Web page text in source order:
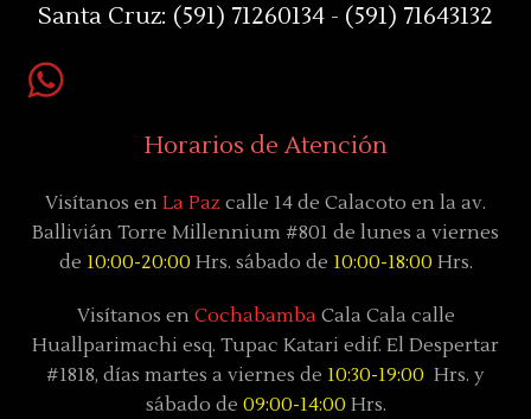
Santa Cruz: (591) 71260134 - (591) 71643132
Horarios de Atención
Visítanos en La Paz calle 14 de Calacoto en la av.
Ballivián Torre Millennium #801 de lunes a viernes
de 10:00-20:00 Hrs. sábado de 10:00-18:00 Hrs.
Visítanos en CochabambaCala Cala calle
Huallparimachi esq. Tupac Katari edif. El Despertar
#1818, días martes a viernes de 10:30-19:00 Hrs. y
sábado de 09:00-14:00 Hrs.